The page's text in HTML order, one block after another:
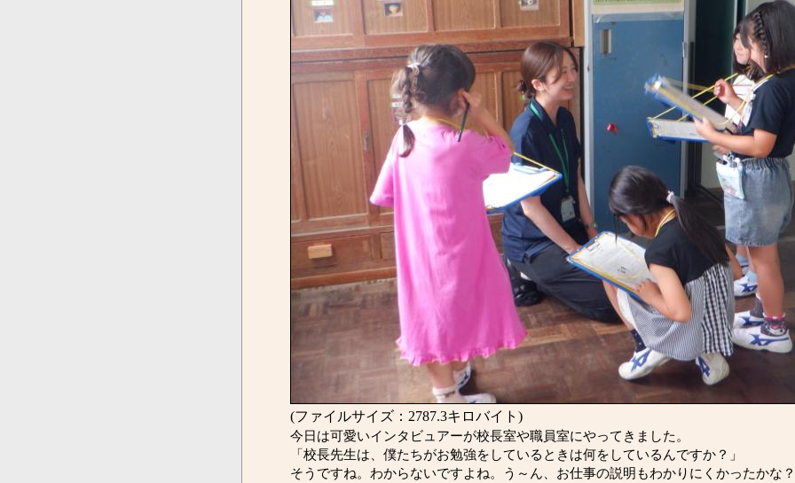
(ファイルサイズ：2787.3キロバイト)
今日は可愛いインタビュアーが校長室や職員室にやってきました。
「校長先生は、僕たちがお勉強をしているときは何をしているんですか？」
そうですね。わからないですよね。う～ん、お仕事の説明もわかりにくかったかな？